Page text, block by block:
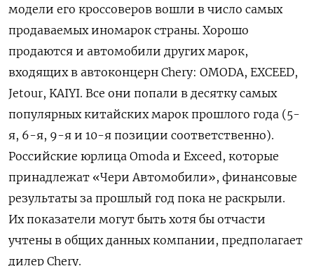
модели его кроссоверов вошли в число самых
продаваемых иномарок страны. Хорошо
продаются и автомобили других марок,
входящих в автоконцерн Chery: OMODA, EXCEED,
Jetour, KAIYI. Все они попали в десятку самых
популярных китайских марок прошлого года (5-
я, 6-я, 9-я и 10-я позиции соответственно).
Российские юрлица Omoda и Exceed, которые
принадлежат «Чери Автомобили», финансовые
результаты за прошлый год пока не раскрыли.
Их показатели могут быть хотя бы отчасти
учтены в общих данных компании, предполагает
дилер Chery.